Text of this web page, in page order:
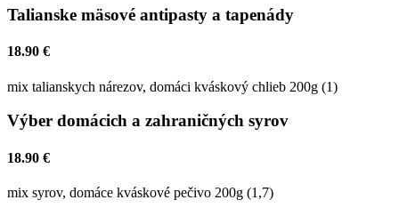
Talianske mäsové antipasty a tapenády
18.90 €
mix talianskych nárezov, domáci kváskový chlieb 200g (1)
Výber domácich a zahraničných syrov
18.90 €
mix syrov, domáce kváskové pečivo 200g (1,7)